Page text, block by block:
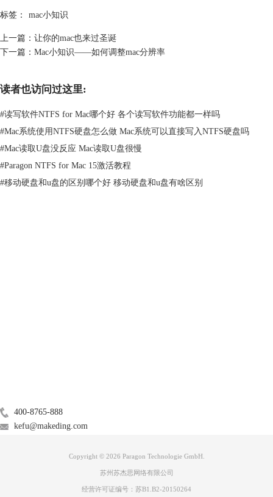
个小技巧，是不是打字更加得心应手了呢？赶紧试试吧！先要了解更多
mac小知识可以关注ntfs for mac网站。相关文章：Mac小知识—如何设置
多个管理员
标签： mac小知识
上一篇： 让你的mac也来过圣诞
下一篇： Mac小知识——如何调整mac分辨率
读者也访问过这里:
#读写软件NTFS for Mac哪个好 各个读写软件功能都一样吗
#Mac系统使用NTFS硬盘怎么做 Mac系统可以直接写入NTFS硬盘吗
#Mac读取U盘没反应 Mac读取U盘很慢
#Paragon NTFS for Mac 15激活教程
#移动硬盘和u盘的区别哪个好 移动硬盘和u盘有啥区别
400-8765-888
kefu@makeding.com
Copyright © 2026 Paragon Technologie GmbH.
苏州苏杰思网络有限公司
经营许可证编号：苏B1.B2-20150264